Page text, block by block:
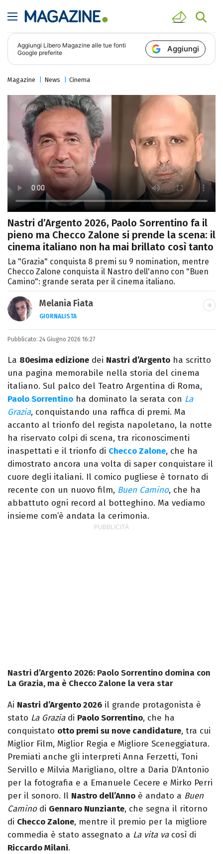
Aggiungi Libero Magazine alle tue fonti
Google preferite
Aggiungi
Magazine News Cinema
Nastri d’Argento 2026, Paolo Sorrentino fa il
pieno ma Checco Zalone si prende la scena: il
cinema italiano non ha mai brillato così tanto
La "Grazia" conquista 8 premi su 9 nomination, mentre
Checco Zalone conquista il Nastro dell'anno con "Buen
Camino": grande serata per il cinema italiano.
Melania Fiata
GIORNALISTA
Laureata in Lettere, divoratrice di libri e
serie. Scrivo di spettacoli, film e TV.
Pubblicato: 24 Giugno 2026 16:27
La 80esima edizione dei Nastri d’Argento ha scritto
una pagina memorabile nella storia del cinema
italiano. Sul palco del Teatro Argentina di Roma,
Paolo Sorrentino ha dominato la serata con La
Grazia, conquistando una raffica di premi. Ma
accanto al trionfo del regista napoletano, la notte
ha riservato colpi di scena, tra riconoscimenti
inaspettati e il trionfo di Checco Zalone, che ha
dimostrato ancora una volta di saper conquistare il
cuore degli italiani. Il comico pugliese è tornato di
recente con un nuovo film, Buen Camino, che ha
abbattuto ogni record al botteghino. Ma vediamo
insieme com’è andata la cerimonia.
Nastri d’Argento 2026: Paolo Sorrentino domina con
La Grazia, ma è Checco Zalone la vera star
Ai Nastri d’Argento 2026 il grande protagonista è
stato La Graziadi Paolo Sorrentino, che ha
conquistato otto premi su nove candidature, tra cui
Miglior Film, Miglior Regia e Migliore Sceneggiatura.
Premiati anche gli interpreti Anna Ferzetti, Toni
Servillo e Milvia Marigliano, oltre a Daria D’Antonio
per la fotografia e a Emanuele Cecere e Mirko Perri
per il sonoro. Il Nastro dell’Anno è andato a Buen
Caminodi Gennaro Nunziante, che segna il ritorno
di Checco Zalone, mentre il premio per la migliore
commedia è stato assegnato a La vita vacosì di
Riccardo Milani.